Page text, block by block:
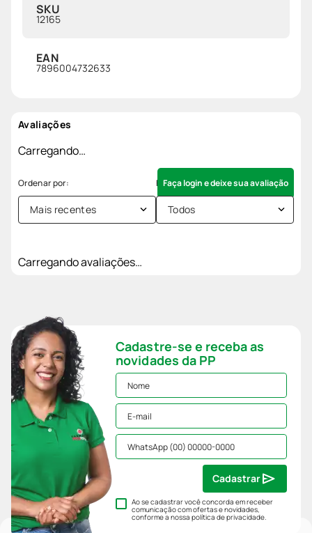
SKU
12165
EAN
7896004732633
Avaliações
Carregando…
Faça login e deixe sua avaliação
Mais recentes Todos
Carregando avaliações…
Cadastre-se e receba as
novidades da PP
Ao se cadastrar você concorda em receber
comunicação com ofertas e novidades,
conforme a nossapolítica de privacidade.
Cadastrar